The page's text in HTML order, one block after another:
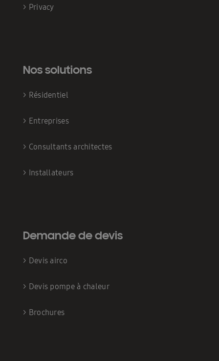
> Privacy
Nos solutions
> Résidentiel
> Entreprises
> Consultants architectes
> Installateurs
Demande de devis
> Devis airco
> Devis pompe à chaleur
> Brochures